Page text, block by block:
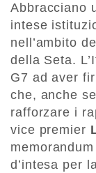
Abbracciano
intese
nell’ambito
della Seta.
G7 ad aver
che, anche
rafforzare i
vice premier
d’intesa per